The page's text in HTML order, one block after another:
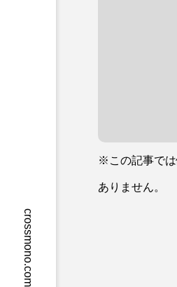
crossmono.com
※この記事では
ありません。